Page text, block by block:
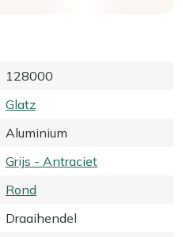
128000
Glatz
Aluminium
Grijs - Antraciet
Rond
Draaihendel